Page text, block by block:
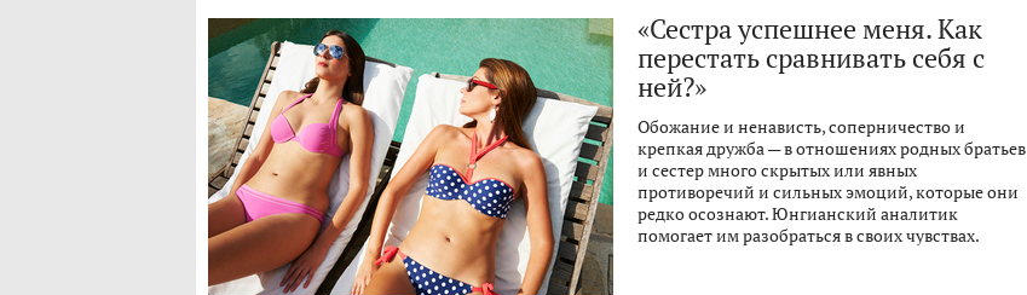
«Сестра успешнее меня. Как
перестать сравнивать себя с
ней?»
Обожание и ненависть, соперничество и
крепкая дружба — в отношениях родных братьев
и сестер много скрытых или явных
противоречий и сильных эмоций, которые они
редко осознают. Юнгианский аналитик
помогает им разобраться в своих чувствах.